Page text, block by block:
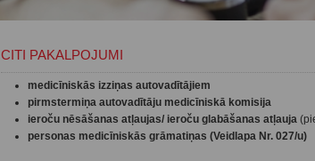
CITI PAKALPOJUMI
medicīniskās izziņas autovadītājiem
pirmstermiņa autovadītāju medicīniskā komisija
ieroču nēsāšanas atļaujas/ ieroču glabāšanas atļauja
personas medicīniskās grāmatiņas (Veidlapa Nr. 027/u)